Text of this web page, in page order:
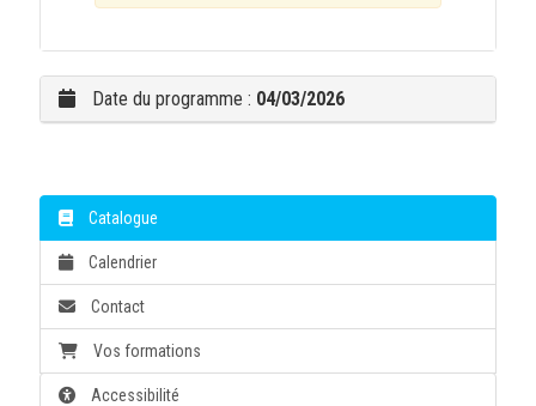
Date du programme : 04/03/2026
Catalogue
Calendrier
Contact
Vos formations
Accessibilité